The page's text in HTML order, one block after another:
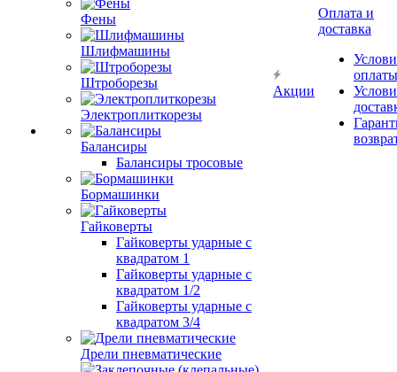
Фены
Шлифмашины
Штроборезы
Электроплиткорезы
Балансиры
Балансиры тросовые
Бормашинки
Гайковерты
Гайковерты ударные с
квадратом 1
Гайковерты ударные с
квадратом 1/2
Гайковерты ударные с
квадратом 3/4
Дрели пневматические
Акции
Оплата и
доставка
оплаты